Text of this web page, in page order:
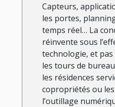
Capteurs,
les portes,
temps réel… La
réinvente sous
technologie, et
les tours de
les résidences
copropriétés ou
l’outillage